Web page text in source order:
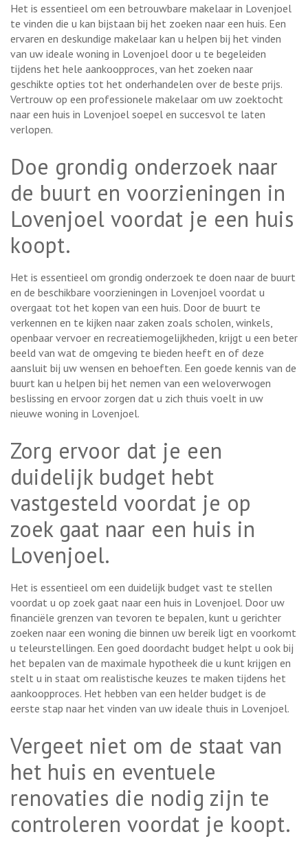
Het is essentieel om een betrouwbare makelaar in Lovenjoel
te vinden die u kan bijstaan bij het zoeken naar een huis. Een
ervaren en deskundige makelaar kan u helpen bij het vinden
van uw ideale woning in Lovenjoel door u te begeleiden
tijdens het hele aankoopproces, van het zoeken naar
geschikte opties tot het onderhandelen over de beste prijs.
Vertrouw op een professionele makelaar om uw zoektocht
naar een huis in Lovenjoel soepel en succesvol te laten
verlopen.
Doe grondig onderzoek naar
de buurt en voorzieningen in
Lovenjoel voordat je een huis
koopt.
Het is essentieel om grondig onderzoek te doen naar de buurt
en de beschikbare voorzieningen in Lovenjoel voordat u
overgaat tot het kopen van een huis. Door de buurt te
verkennen en te kijken naar zaken zoals scholen, winkels,
openbaar vervoer en recreatiemogelijkheden, krijgt u een beter
beeld van wat de omgeving te bieden heeft en of deze
aansluit bij uw wensen en behoeften. Een goede kennis van de
buurt kan u helpen bij het nemen van een weloverwogen
beslissing en ervoor zorgen dat u zich thuis voelt in uw
nieuwe woning in Lovenjoel.
Zorg ervoor dat je een
duidelijk budget hebt
vastgesteld voordat je op
zoek gaat naar een huis in
Lovenjoel.
Het is essentieel om een duidelijk budget vast te stellen
voordat u op zoek gaat naar een huis in Lovenjoel. Door uw
financiële grenzen van tevoren te bepalen, kunt u gerichter
zoeken naar een woning die binnen uw bereik ligt en voorkomt
u teleurstellingen. Een goed doordacht budget helpt u ook bij
het bepalen van de maximale hypotheek die u kunt krijgen en
stelt u in staat om realistische keuzes te maken tijdens het
aankoopproces. Het hebben van een helder budget is de
eerste stap naar het vinden van uw ideale thuis in Lovenjoel.
Vergeet niet om de staat van
het huis en eventuele
renovaties die nodig zijn te
controleren voordat je koopt.